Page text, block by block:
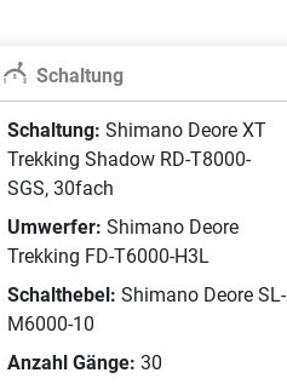
Schaltung
Schaltung: Shimano Deore XT
Trekking Shadow RD-T8000-
SGS, 30fach
Umwerfer: Shimano Deore
Trekking FD-T6000-H3L
Schalthebel: Shimano Deore SL-
M6000-10
Anzahl Gänge: 30